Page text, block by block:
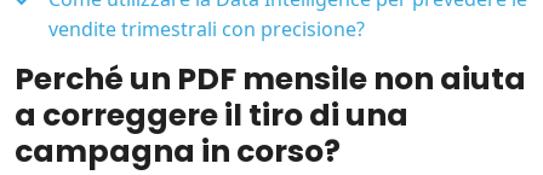
vendite trimestrali con precisione?
Perché un PDF mensile non aiuta
a correggere il tiro di una
campagna in corso?